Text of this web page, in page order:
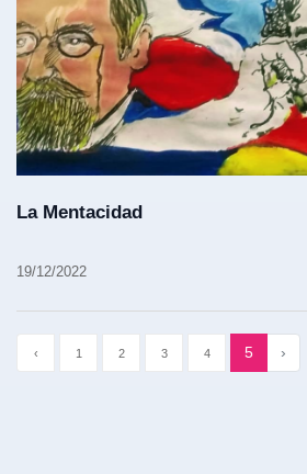
La Mentacidad
19/12/2022
‹ 1 2 3 4 5 ›